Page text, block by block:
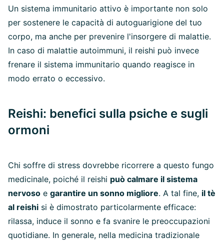
Un sistema immunitario attivo è importante non solo
per sostenere le capacità di autoguarigione del tuo
corpo, ma anche per prevenire l'insorgere di malattie.
In caso di malattie autoimmuni, il reishi può invece
frenare il sistema immunitario quando reagisce in
modo errato o eccessivo.
Reishi: benefici sulla psiche e sugli
ormoni
Chi soffre di stress dovrebbe ricorrere a questo fungo
medicinale, poiché il reishi può calmare il sistema
nervoso e garantire un sonno migliore. A tal fine, il tè
al reishi si è dimostrato particolarmente efficace:
rilassa, induce il sonno e fa svanire le preoccupazioni
quotidiane. In generale, nella medicina tradizionale